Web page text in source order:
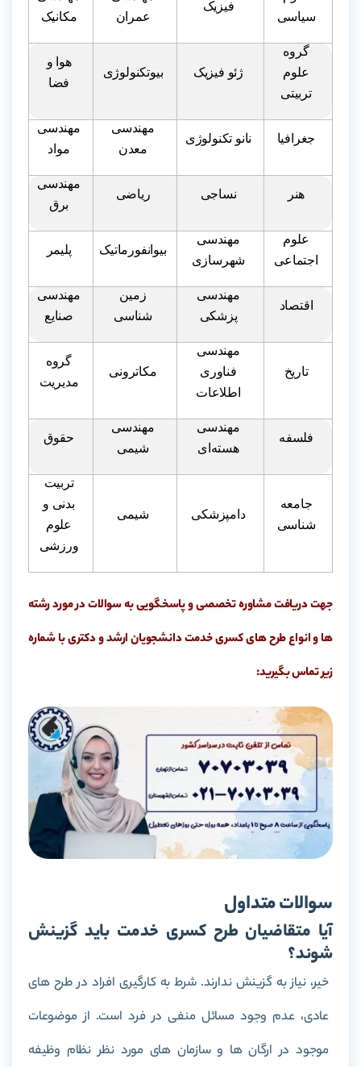
سیاسی
فیزیک
عمران
مکانیک
گروه
علوم
تربیتی
ژئو فیزیک بیوتکنولوژی
هوا و
فضا
جغرافیا نانو تکنولوژی
مهندسی
معدن
مهندسی
مواد
هنر نساجی ریاضی
مهندسی
برق
علوم
اجتماعی
مهندسی
شهرسازی
بیوانفورماتیک پلیمر
اقتصاد
مهندسی
پزشکی
زمین
شناسی
مهندسی
صنایع
تاریخ
مهندسی
فناوری
اطلاعات
مکاترونی
گروه
مدیریت
فلسفه
مهندسی
هسته‌ای
مهندسی
شیمی
حقوق
جامعه
شناسی
دامپزشکی شیمی
تربیت
بدنی و
علوم
ورزشی
جهت دریافت مشاوره تخصصی و پاسخگویی به سوالات در مورد رشته
ها و انواع طرح های کسری خدمت دانشجویان ارشد و دکتری با شماره
زیر تماس بگیرید:
سوالات متداول
آیا متقاضیان طرح کسری خدمت باید گزینش
شوند؟
خیر، نیاز به گزینش ندارند. شرط به کارگیری افراد در طرح های
عادی، عدم وجود مسائل منفی در فرد است. از موضوعات
موجود در ارگان ها و سازمان های مورد نظر نظام وظیفه